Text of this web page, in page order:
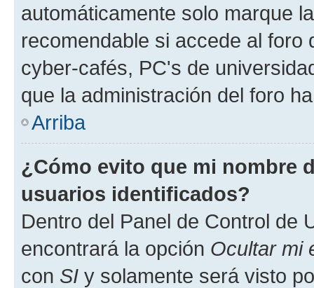
automáticamente solo marque
recomendable si accede al foro
cyber-cafés, PC's de
que la administración del foro
Arriba
¿Cómo evito que mi nombre
usuarios identificados?
Dentro del Panel de Control de
encontrará la opción Ocultar mi
con SI y solamente será visto